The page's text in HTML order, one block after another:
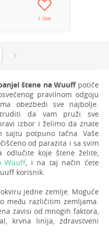
1 like
štene na Wuuffpotiče
pravilnom odgoju
obezbedi sve najbolje.
da vam pruži sve
izbor i želimo da znate
sajtu potpuno tačna. Vaše
od parazita i sa svim
odlučite koje štene želite,
Wuuff, i na taj način ćete
korisnik.
jedne zemlje. Moguće
među različitim zemljama.
zavisi od mnogih faktora,
krvna linija, zdravstveni